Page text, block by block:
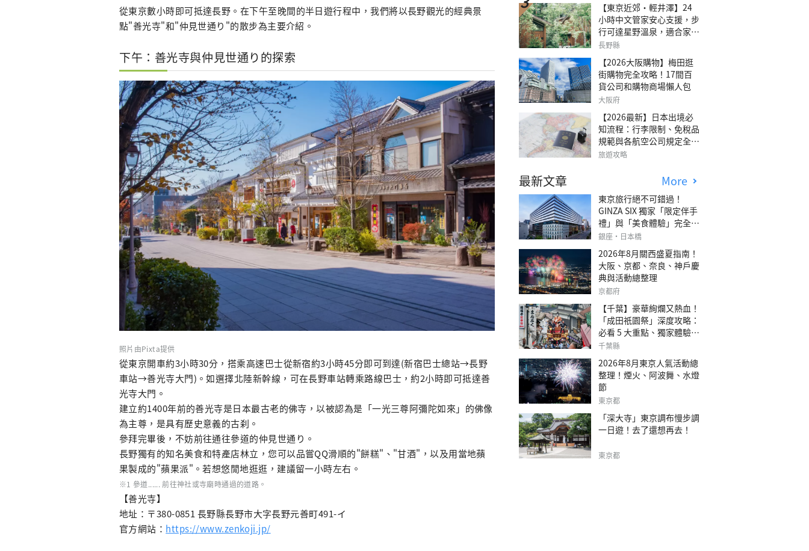
從東京數小時即可抵達長野。在下午至晚間的半日遊行程中，我們將以長野觀光的經典景
點"善光寺"和"仲見世通り"的散步為主要介紹。
下午：善光寺與仲見世通り的探索
照片由Pixta提供
從東京開車約3小時30分，搭乘高速巴士從新宿約3小時45分即可到達(新宿巴士總站→長野
車站→善光寺大門)。如選擇北陸新幹線，可在長野車站轉乘路線巴士，約2小時即可抵達善
光寺大門。
建立約1400年前的善光寺是日本最古老的佛寺，以被認為是「一光三尊阿彌陀如來」的佛像
為主尊，是具有歷史意義的古刹。
參拜完畢後，不妨前往通往參道的仲見世通り。
長野獨有的知名美食和特產店林立，您可以品嘗QQ滑順的"餅糕"、"甘酒"，以及用當地蘋
果製成的"蘋果派"。若想悠閒地逛逛，建議留一小時左右。
※1 參道...... 前往神社或寺廟時通過的道路。
【善光寺】
地址：〒380-0851 長野縣長野市大字長野元善町491-イ
官方網站： https://www.zenkoji.jp/
【東京近郊・輕井澤】24
小時中文管家安心支援，步
行可達星野溫泉，適合家庭
旅行、三代同遊與紀念日的
澤森四季VILLA」
長野縣
【2026大阪購物】梅田逛
街購物完全攻略！17間百
貨公司和購物商場懶人包
大阪府
【2026最新】日本出境必
知流程：行李限制、免稅品
規範與各航空公司規定全攻
略
旅遊攻略
最新文章 More
東京旅行絕不可錯過！
GINZA SIX 獨家「限定伴手
禮」與「美食體驗」完全指
南
銀座・日本橋
2026年8月關西盛夏指南！
大阪、京都、奈良、神戶慶
典與活動總整理
京都府
【千葉】豪華絢爛又熱血！
「成田祇園祭」深度攻略：
必看 5 大重點、獨家體驗指
南
千葉縣
2026年8月東京人氣活動總
整理！煙火、阿波舞、水燈
節
東京都
「深大寺」東京調布慢步調
一日遊！去了還想再去！
東京都